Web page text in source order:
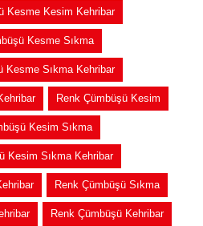
Kesme Kesim Kehribar
Kesme Sıkma
Kesme Sıkma Kehribar
Renk Çümbüşü Kesim
Kesim Sıkma
Kesim Sıkma Kehribar
Renk Çümbüşü Sıkma
Renk Çümbüşü Kehribar